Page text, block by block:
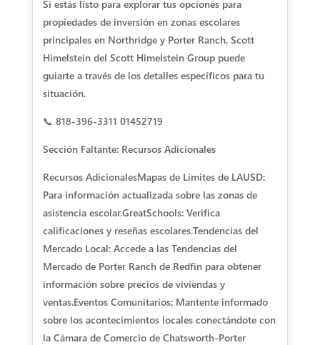
Si estás listo para explorar tus opciones para
propiedades de inversión en zonas escolares
principales en Northridge y Porter Ranch, Scott
Himelstein del Scott Himelstein Group puede
guiarte a través de los detalles específicos para tu
situación.
📞 818-396-3311 01452719
Sección Faltante: Recursos Adicionales
Recursos AdicionalesMapas de Límites de LAUSD:
Para información actualizada sobre las zonas de
asistencia escolar.GreatSchools: Verifica
calificaciones y reseñas escolares.Tendencias del
Mercado Local: Accede a las Tendencias del
Mercado de Porter Ranch de Redfin para obtener
información sobre precios de viviendas y
ventas.Eventos Comunitarios: Mantente informado
sobre los acontecimientos locales conectándote con
la Cámara de Comercio de Chatsworth-Porter